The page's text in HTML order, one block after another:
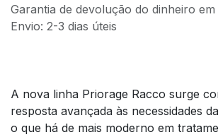
Garantia de devolução do dinheiro em
Envio: 2-3 dias úteis
A nova linha Priorage Racco surge
resposta avançada às necessidades
o que há de mais moderno em